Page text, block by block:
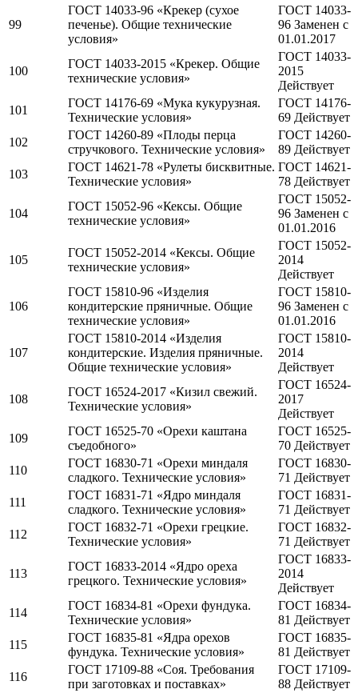
99
ГОСТ 14033-96 «Крекер (сухое
печенье). Общие технические
условия»
ГОСТ 14033-
96 Заменен c
01.01.2017
100
ГОСТ 14033-2015 «Крекер. Общие
технические условия»
ГОСТ 14033-
2015
Действует
101
ГОСТ 14176-69 «Мука кукурузная.
Технические условия»
ГОСТ 14176-
69 Действует
102
ГОСТ 14260-89 «Плоды перца
стручкового. Технические условия»
ГОСТ 14260-
89 Действует
103
ГОСТ 14621-78 «Рулеты бисквитные.
Технические условия»
ГОСТ 14621-
78 Действует
104
ГОСТ 15052-96 «Кексы. Общие
технические условия»
ГОСТ 15052-
96 Заменен c
01.01.2016
105
ГОСТ 15052-2014 «Кексы. Общие
технические условия»
ГОСТ 15052-
2014
Действует
106
ГОСТ 15810-96 «Изделия
кондитерские пряничные. Общие
технические условия»
ГОСТ 15810-
96 Заменен c
01.01.2016
107
ГОСТ 15810-2014 «Изделия
кондитерские. Изделия пряничные.
Общие технические условия»
ГОСТ 15810-
2014
Действует
108
ГОСТ 16524-2017 «Кизил свежий.
Технические условия»
ГОСТ 16524-
2017
Действует
109
ГОСТ 16525-70 «Орехи каштана
съедобного»
ГОСТ 16525-
70 Действует
110
ГОСТ 16830-71 «Орехи миндаля
сладкого. Технические условия»
ГОСТ 16830-
71 Действует
111
ГОСТ 16831-71 «Ядро миндаля
сладкого. Технические условия»
ГОСТ 16831-
71 Действует
112
ГОСТ 16832-71 «Орехи грецкие.
Технические условия»
ГОСТ 16832-
71 Действует
113
ГОСТ 16833-2014 «Ядро ореха
грецкого. Технические условия»
ГОСТ 16833-
2014
Действует
114
ГОСТ 16834-81 «Орехи фундука.
Технические условия»
ГОСТ 16834-
81 Действует
115
ГОСТ 16835-81 «Ядра орехов
фундука. Технические условия»
ГОСТ 16835-
81 Действует
116
ГОСТ 17109-88 «Соя. Требования
при заготовках и поставках»
ГОСТ 17109-
88 Действует